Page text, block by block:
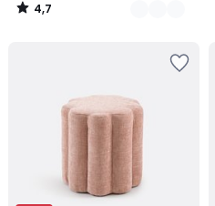
4,7
/